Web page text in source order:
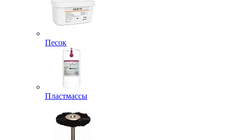
Песок
Пластмассы